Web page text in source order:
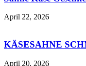
April 22, 2026
KÄSESAHNE
April 20, 2026